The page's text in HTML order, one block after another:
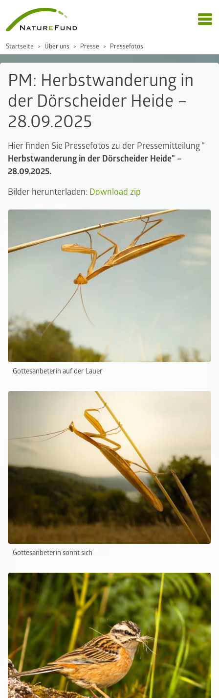
Startseite Über uns Presse Pressefotos
PM: Herbstwanderung in
der Dörscheider Heide –
28.09.2025
Hier finden Sie Pressefotos zu der Pressemitteilung "
Herbstwanderung in der Dörscheider Heide" –
28.09.2025.
Bilder herunterladen: Download zip
Gottesanbeterin auf der Lauer
Gottesanbeterin sonnt sich